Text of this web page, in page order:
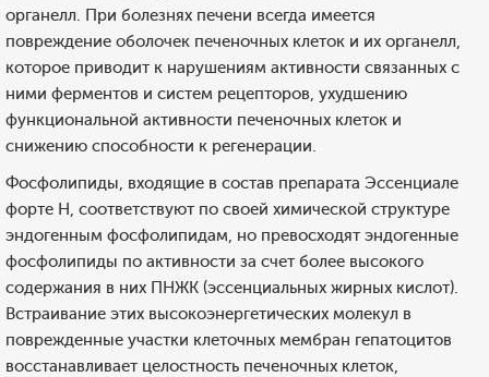
органелл. При болезнях печени всегда имеется
повреждение оболочек печеночных клеток и их органелл,
которое приводит к нарушениям активности связанных с
ними ферментов и систем рецепторов, ухудшению
функциональной активности печеночных клеток и
снижению способности к регенерации.
Фосфолипиды, входящие в состав препарата Эссенциале
форте Н, соответствуют по своей химической структуре
эндогенным фосфолипидам, но превосходят эндогенные
фосфолипиды по активности за счет более высокого
содержания в них ПНЖК (эссенциальных жирных кислот).
Встраивание этих высокоэнергетических молекул в
поврежденные участки клеточных мембран гепатоцитов
восстанавливает целостность печеночных клеток,